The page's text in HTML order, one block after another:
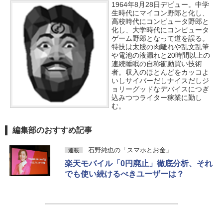
1964年8月28日デビュー。中学
生時代にマイコン野郎と化し、
高校時代にコンピュータ野郎と
化し、大学時代にコンピュータ
ゲーム野郎となって道を誤る。
特技は太股の肉離れや乱文乱筆
や電池の液漏れと20時間以上の
連続睡眠の自称衝動買い技術
者。収入のほとんどをカッコよ
いしサイバーだしナイスだしジ
ョリーグッドなデバイスにつぎ
込みつつライター稼業に勤し
む。
編集部のおすすめ記事
連載 石野純也の「スマホとお金」
楽天モバイル「0円廃止」徹底分析、それ
でも使い続けるべきユーザーは？